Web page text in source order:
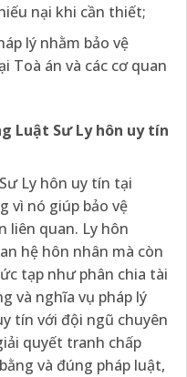
nại khi cần thiết;
lý nhằm bảo vệ
Toà án và các cơ quan
Luật Sư Ly hôn uy tín
Ly hôn uy tín tại
vì nó giúp bảo vệ
liên quan. Ly hôn
hệ hôn nhân mà còn
tạp như phân chia tài
và nghĩa vụ pháp lý
tín với đội ngũ chuyên
quyết tranh chấp
và đúng pháp luật,